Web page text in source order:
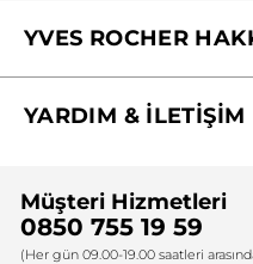
YVES ROCHER
Yves Rocher Vakfı
YARDIM & İLETİŞİM
Bize Ulaşın
Firma Bilgileri
Müşteri Hizmetleri
0850 755 19 59
(Her gün 09.00-19.00 saatleri